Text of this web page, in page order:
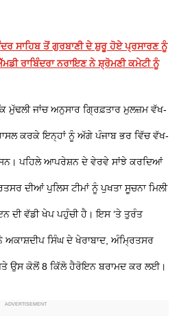
ਸਾਹਿਬ ਤੋਂ ਗੁਰਬਾਣੀ ਦੇ ਸ਼ੁਰੂ ਹੋਏ ਪ੍ਰਸਾਰਣ ਨੂੰ
ਰਾਬਿੰਦਰਾ ਨਰਾਇਣ ਨੇ ਸ਼੍ਰੋਮਣੀ ਕਮੇਟੀ ਨੂੰ
ਮੁੱਢਲੀ ਜਾਂਚ ਅਨੁਸਾਰ ਗ੍ਰਿਫ਼ਤਾਰ ਮੁਲਜ਼ਮ ਵੱਖ-
ਕਰਕੇ ਇਨ੍ਹਾਂ ਨੂੰ ਅੱਗੇ ਪੰਜਾਬ ਭਰ ਵਿੱਚ ਵੱਖ-
ਪਹਿਲੇ ਆਪਰੇਸ਼ਨ ਦੇ ਵੇਰਵੇ ਸਾਂਝੇ ਕਰਦਿਆਂ
ਦੀਆਂ ਪੁਲਿਸ ਟੀਮਾਂ ਨੂੰ ਪੁਖਤਾ ਸੂਚਨਾ ਮਿਲੀ
ਦੀ ਵੱਡੀ ਖੇਪ ਪਹੁੰਚੀ ਹੈ। ਇਸ ‘ਤੇ ਤੁਰੰਤ
ਸਿੰਘ ਦੇ ਖੇਰਾਬਾਦ, ਅੰਮ੍ਰਿਤਸਰ
ਉਸ ਕੋਲੋਂ 8 ਕਿੱਲੋ ਹੈਰੋਇਨ ਬਰਾਮਦ ਕਰ ਲਈ।